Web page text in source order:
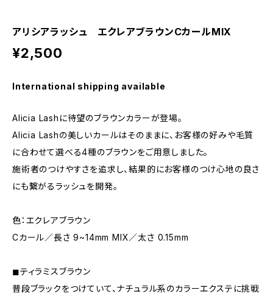
アリシアラッシュ エクレアブラウンCカールMIX
¥2,500
International shipping available
Alicia Lashに待望のブラウンカラーが登場。
Alicia Lashの美しいカールはそのままに、お客様の好みや毛質
に合わせて選べる4種のブラウンをご用意しました。
施術者のつけやすさを追求し、結果的にお客様のつけ心地の良さ
にも繋がるラッシュを開発。
色：エクレアブラウン
Cカール／長さ 9~14mm MIX／太さ 0.15mm
◼︎ティラミスブラウン
普段ブラックをつけていて、ナチュラル系のカラーエクステに挑戦